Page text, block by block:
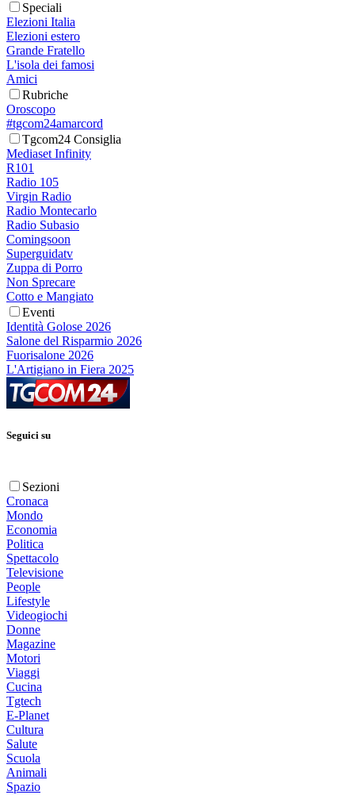
Speciali
Elezioni Italia
Elezioni estero
Grande Fratello
L'isola dei famosi
Amici
Rubriche
Oroscopo
#tgcom24amarcord
Tgcom24 Consiglia
Mediaset Infinity
R101
Radio 105
Virgin Radio
Radio Montecarlo
Radio Subasio
Comingsoon
Superguidatv
Zuppa di Porro
Non Sprecare
Cotto e Mangiato
Eventi
Identità Golose 2026
Salone del Risparmio 2026
Fuorisalone 2026
L'Artigiano in Fiera 2025
Seguici su
Sezioni
Cronaca
Mondo
Economia
Politica
Spettacolo
Televisione
People
Lifestyle
Videogiochi
Donne
Magazine
Motori
Viaggi
Cucina
Tgtech
E-Planet
Cultura
Salute
Scuola
Animali
Spazio